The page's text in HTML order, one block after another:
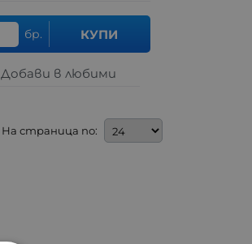
бр. КУПИ
Добави в любими
На страница по: